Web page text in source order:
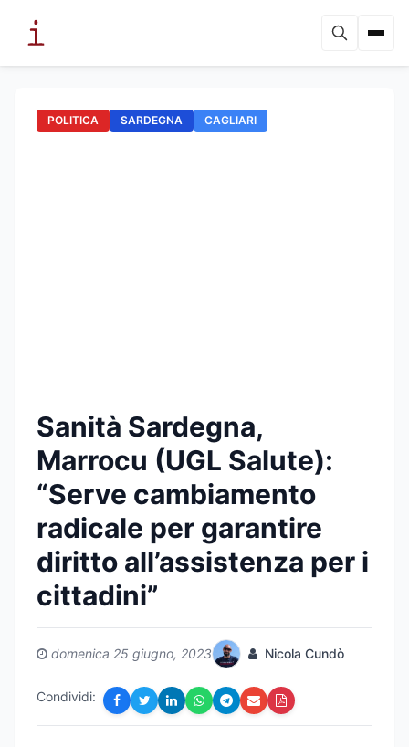
POLITICA SARDEGNA CAGLIARI
Sanità Sardegna,
Marrocu (UGL Salute):
“Serve cambiamento
radicale per garantire
diritto all’assistenza per i
cittadini”
domenica 25 giugno, 2023 Nicola Cundò
Condividi: